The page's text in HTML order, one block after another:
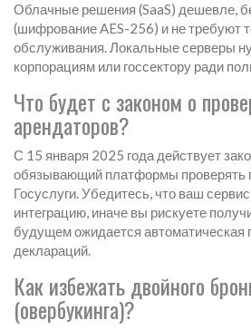
Облачные решения (SaaS) дешевле,
(шифрование AES-256) и не требуют
обслуживания. Локальные серверы
корпорациям или госсектору ради
Что будет с законом о
арендаторов?
С 15 января 2025 года действует
обязывающий платформы проверять
Госуслуги. Убедитесь, что ваш
интеграцию, иначе вы рискуете
будущем ожидается автоматическая
деклараций.
Как избежать двойного
(овербукинга)?